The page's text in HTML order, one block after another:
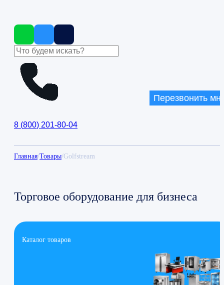
8 (800) 201-80-04
Перезвонить
Главная/Товары/Golfstream
Торговое оборудование для бизнеса
Каталог товаров